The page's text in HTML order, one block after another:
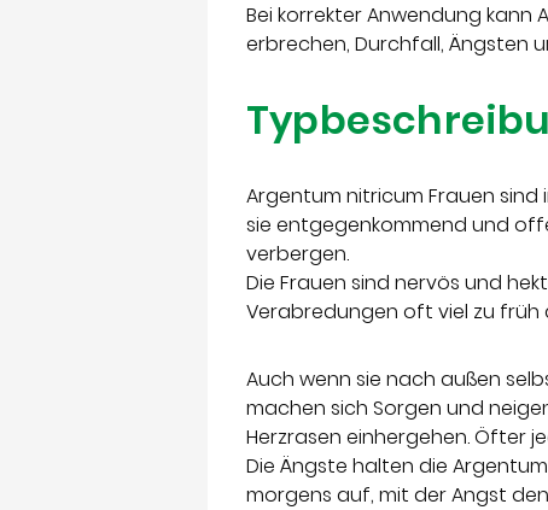
Bei korrekter Anwendung
erbrechen, Durchfall, Ängsten
Argentum nitricum Frauen
sie entgegenkommend und
verbergen.
Die Frauen sind nervös und
Verabredungen oft viel zu früh
Auch wenn sie nach außen
machen sich Sorgen und
Herzrasen einhergehen. Öfter
Die Ängste halten die
morgens auf, mit der Angst